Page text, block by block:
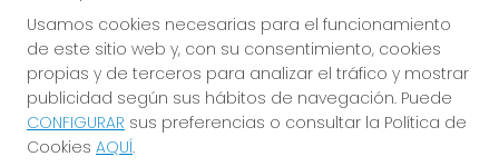
LA PERLA D'OR
¿Quiénes somos?
Comprar lotería
Resultados
Contacto
Empresas
Usamos cookies necesarias para el funcionamiento
de este sitio web y, con su consentimiento, cookies
propias y de terceros para analizar el tráfico y mostrar
publicidad según sus hábitos de navegación. Puede
CONFIGURAR sus preferencias o consultar la Política de
Cookies AQUÍ.